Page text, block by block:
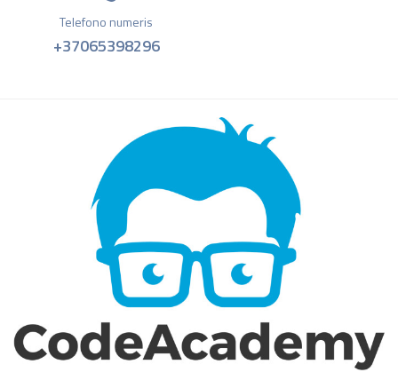
Telefono numeris
+37065398296